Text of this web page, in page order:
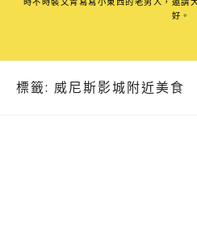
時不時裝文青寫寫小東西的老男人，邀請
好。
標籤: 威尼斯影城附近美食